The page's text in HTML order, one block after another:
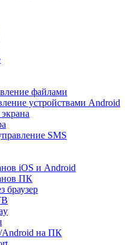
файлами
устройствами Android
SMS
iOS и Android
ПК
браузер
Android на ПК